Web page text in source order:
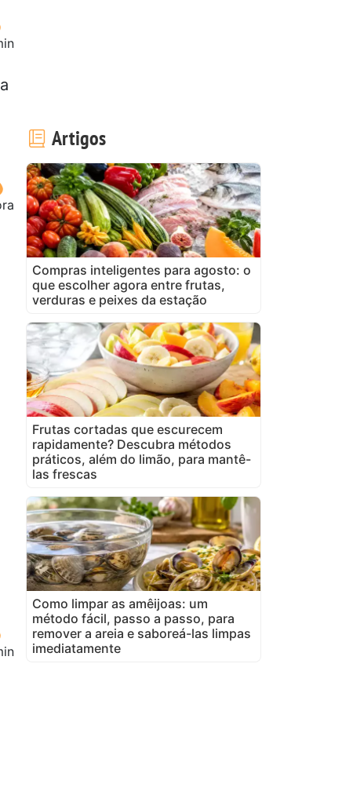
Artigos
Compras inteligentes para agosto: o
que escolher agora entre frutas,
verduras e peixes da estação
Frutas cortadas que escurecem
rapidamente? Descubra métodos
práticos, além do limão, para mantê-
las frescas
Como limpar as amêijoas: um
método fácil, passo a passo, para
remover a areia e saboreá-las limpas
imediatamente